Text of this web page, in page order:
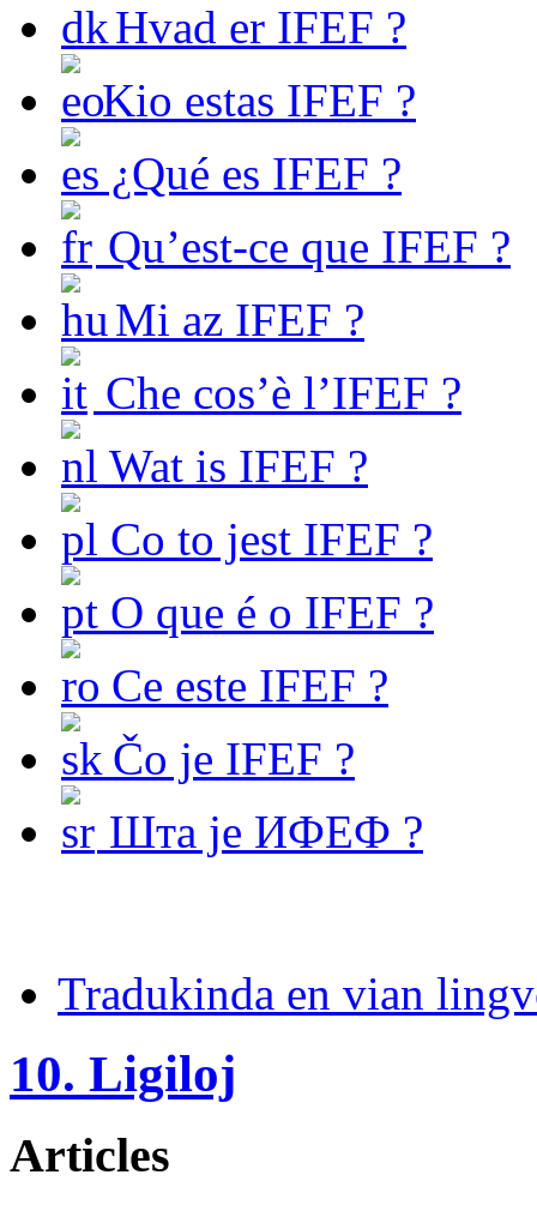
Hvad er IFEF ?
Kio estas IFEF ?
¿Qué es IFEF ?
Qu’est-ce que IFEF ?
Mi az IFEF ?
Che cos’è l’IFEF ?
Wat is IFEF ?
Co to jest IFEF ?
O que é o IFEF ?
Ce este IFEF ?
Čo je IFEF ?
Шта је ИФЕФ ?
Tradukinda en vian
10. Ligiloj
Articles